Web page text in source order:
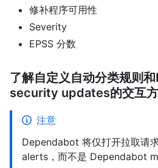
修补程序可用性
Severity
EPSS 分数
了解自定义自动分类规则
security updates的交互
注意
Dependabot 将仅打开拉取请
alerts，而不是 Dependabot